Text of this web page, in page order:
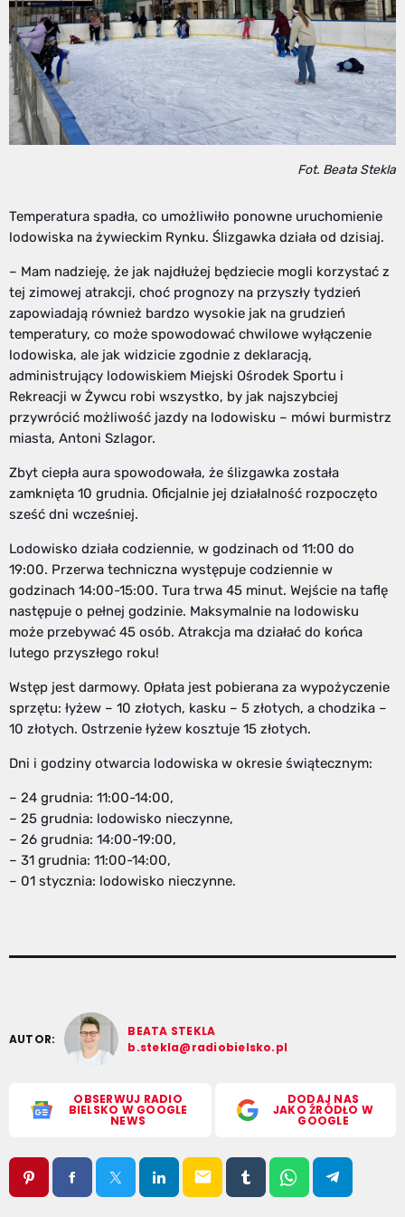
Fot. Beata Stekla
Temperatura spadła, co umożliwiło ponowne uruchomienie
lodowiska na żywieckim Rynku. Ślizgawka działa od dzisiaj.
– Mam nadzieję, że jak najdłużej będziecie mogli korzystać z
tej zimowej atrakcji, choć prognozy na przyszły tydzień
zapowiadają również bardzo wysokie jak na grudzień
temperatury, co może spowodować chwilowe wyłączenie
lodowiska, ale jak widzicie zgodnie z deklaracją,
administrujący lodowiskiem Miejski Ośrodek Sportu i
Rekreacji w Żywcu robi wszystko, by jak najszybciej
przywrócić możliwość jazdy na lodowisku – mówi burmistrz
miasta, Antoni Szlagor.
Zbyt ciepła aura spowodowała, że ślizgawka została
zamknięta 10 grudnia. Oficjalnie jej działalność rozpoczęto
sześć dni wcześniej.
Lodowisko działa codziennie, w godzinach od 11:00 do
19:00. Przerwa techniczna występuje codziennie w
godzinach 14:00-15:00. Tura trwa 45 minut. Wejście na taflę
następuje o pełnej godzinie. Maksymalnie na lodowisku
może przebywać 45 osób. Atrakcja ma działać do końca
lutego przyszłego roku!
Wstęp jest darmowy. Opłata jest pobierana za wypożyczenie
sprzętu: łyżew – 10 złotych, kasku – 5 złotych, a chodzika –
10 złotych. Ostrzenie łyżew kosztuje 15 złotych.
Dni i godziny otwarcia lodowiska w okresie świątecznym:
– 24 grudnia: 11:00-14:00,
– 25 grudnia: lodowisko nieczynne,
– 26 grudnia: 14:00-19:00,
– 31 grudnia: 11:00-14:00,
– 01 stycznia: lodowisko nieczynne.
AUTOR:
BEATA STEKLA
b.stekla@radiobielsko.pl
OBSERWUJ RADIO
BIELSKO W GOOGLE
NEWS
DODAJ NAS
JAKO ŹRÓDŁO W
GOOGLE
email